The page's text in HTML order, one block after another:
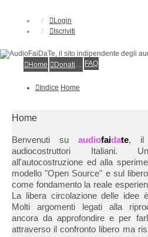
Login
Iscriviti
Home
Donations FAQ
Indice Home
Home
Benvenuti su audiofaidate, il
audiocostruttori Italiani.
all'autocostruzione ed alla
modello "Open Source" e sul
come fondamento la reale
La libera circolazione delle idee
Molti argomenti legati alla
ancora da approfondire e per
attraverso il confronto libero ma